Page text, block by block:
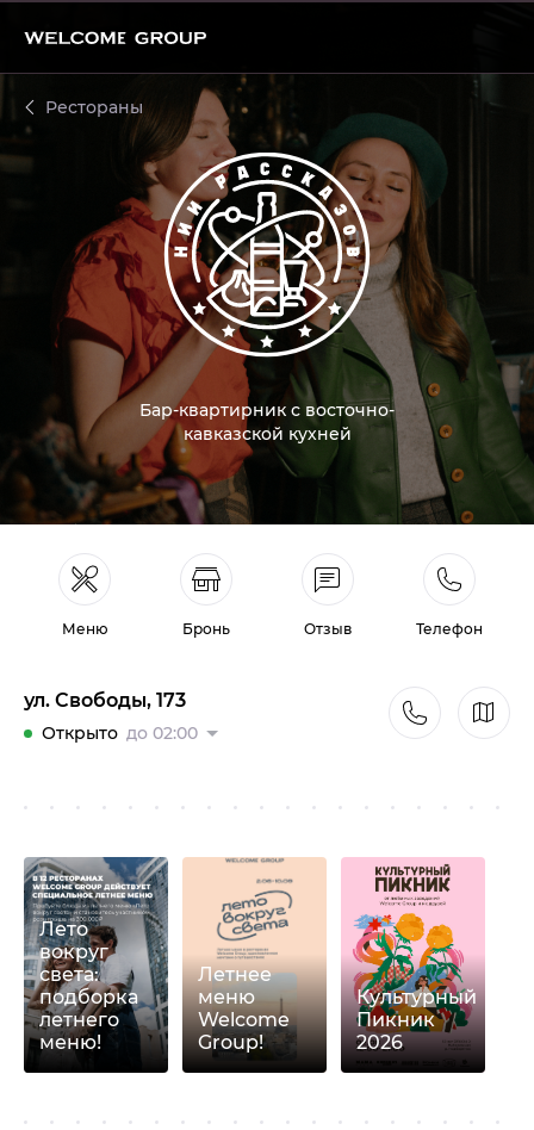
НИИ Рассказов
Рестораны
Бар-квартирник с восточно-
кавказской кухней
Меню Бронь Отзыв Телефон
ул. Свободы, 173
Открыто до 02:00
Лето
вокруг
света:
подборка
летнего
меню!
Летнее
меню
Welcome
Group!
Культурный
Пикник
2026